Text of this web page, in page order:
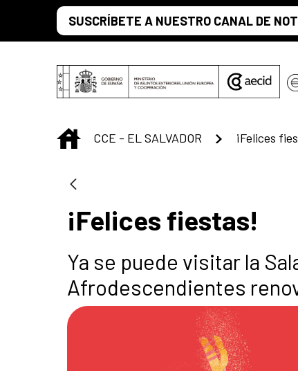
Saltar al contenido principal
SUSCRÍBETE A NUESTRO CANAL DE
INICIO
CCE - EL SALVADOR ¡Felices
¡Felices fiestas!
Ya se puede visitar la
Afrodescendientes